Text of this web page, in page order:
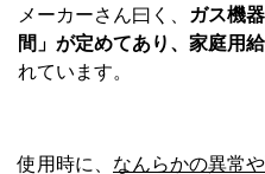
メーカーさん曰く、
ガス機
間」が定めてあり、家庭用
れています。
使用時に、 なんらかの異常